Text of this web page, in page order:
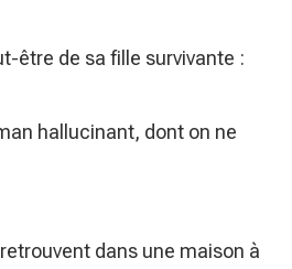
être de sa fille survivante :
hallucinant, dont on ne
dans une maison à